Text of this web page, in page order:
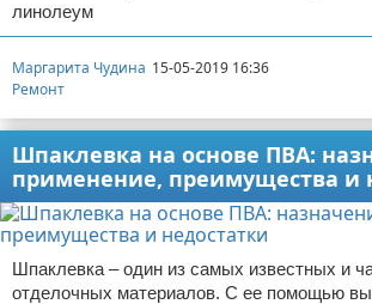
линолеум
Маргарита Чудина 15-05-2019 16:36
Ремонт
Шпаклевка на основе ПВА:
применение, преимущества и
Шпаклевка – один из самых известных и
отделочных материалов. С ее помощью